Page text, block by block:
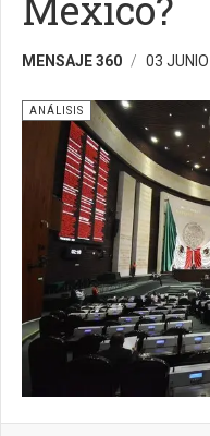
MENSAJE 360 03
ANÁLISIS